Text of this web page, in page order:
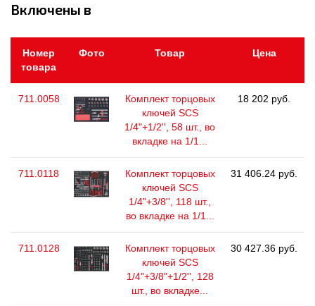
Включены в
Номер
товара
Фото Товар Цена
711.0058
Комплект торцовых
ключей SCS
1/4"+1/2'', 58 шт., во
вкладке на 1/1...
18 202 руб.
711.0118
Комплект торцовых
ключей SCS
1/4"+3/8'', 118 шт.,
во вкладке на 1/1...
31 406.24 руб.
711.0128
Комплект торцовых
ключей SCS
1/4"+3/8"+1/2'', 128
шт., во вкладке...
30 427.36 руб.